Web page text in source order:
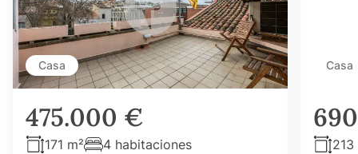
Casa
475.000 €
171 m² 4 habitaciones
Casa
213